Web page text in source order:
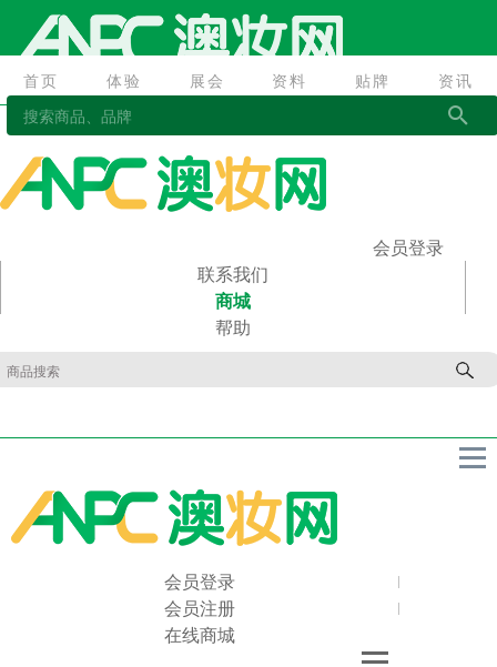
首页 体验 展会 资料 贴牌 资讯
首页 体验 展会 资料
会员登录
联系我们
商城
帮助
会员登录
会员注册
在线商城